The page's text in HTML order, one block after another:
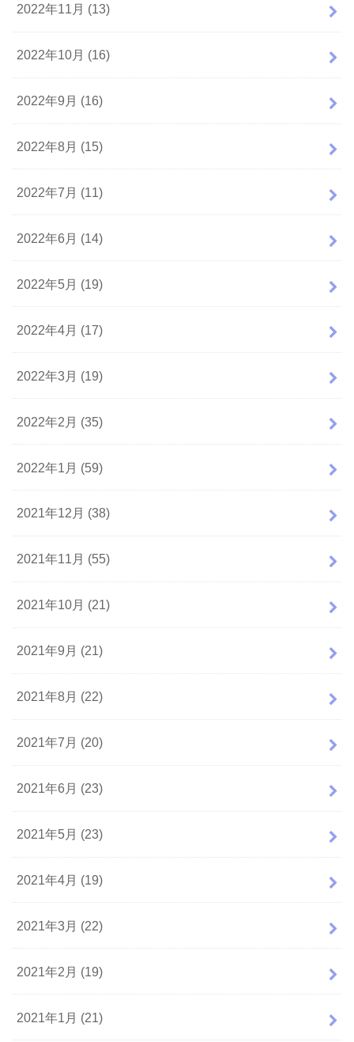
2022年11月 (13)
2022年10月 (16)
2022年9月 (16)
2022年8月 (15)
2022年7月 (11)
2022年6月 (14)
2022年5月 (19)
2022年4月 (17)
2022年3月 (19)
2022年2月 (35)
2022年1月 (59)
2021年12月 (38)
2021年11月 (55)
2021年10月 (21)
2021年9月 (21)
2021年8月 (22)
2021年7月 (20)
2021年6月 (23)
2021年5月 (23)
2021年4月 (19)
2021年3月 (22)
2021年2月 (19)
2021年1月 (21)